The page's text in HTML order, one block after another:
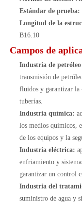
Estándar de prueba:
Longitud de la
B16.10
Campos de
Industria de petróleo
transmisión de
fluidos y garantizar la
tuberías.
Industria química:
los medios químicos,
de los equipos y la
Industria eléctrica:
enfriamiento y
garantizar un control
Industria del
suministro de agua y